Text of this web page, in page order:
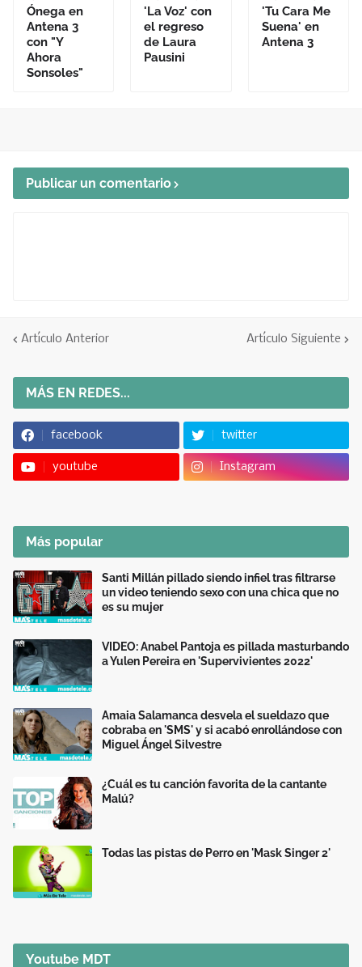
Ónega en
Antena 3
con "Y
Ahora
Sonsoles"
'La Voz' con
el regreso
de Laura
Pausini
'Tu Cara Me
Suena' en
Antena 3
Publicar un comentario
Artículo Anterior Artículo Siguiente
MÁS EN REDES...
facebook twitter
youtube Instagram
Más popular
Santi Millán pillado siendo infiel tras filtrarse
un video teniendo sexo con una chica que no
es su mujer
VIDEO: Anabel Pantoja es pillada masturbando
a Yulen Pereira en 'Supervivientes 2022'
Amaia Salamanca desvela el sueldazo que
cobraba en 'SMS' y si acabó enrollándose con
Miguel Ángel Silvestre
¿Cuál es tu canción favorita de la cantante
Malú?
Todas las pistas de Perro en 'Mask Singer 2'
Youtube MDT